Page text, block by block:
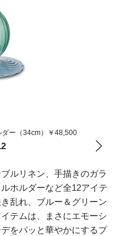
ー（34cm）￥48,500
ルリネン、手描きのガラ
ホルダーなど全12アイテ
乱れ、ブルー＆グリーン
テムは、まさにエモーシ
をパッと華やかにするプ